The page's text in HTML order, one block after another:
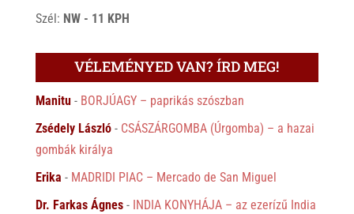
Szél: NW - 11 KPH
VÉLEMÉNYED VAN? ÍRD MEG!
Manitu- BORJÚAGY – paprikás szószban
Zsédely László- CSÁSZÁRGOMBA (Úrgomba) – a hazai
gombák királya
Erika - MADRIDI PIAC – Mercado de San Miguel
Dr. Farkas Ágnes- INDIA KONYHÁJA – az ezerízű India